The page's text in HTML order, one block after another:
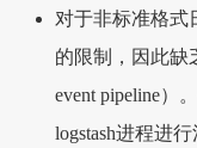
对于非标准格式
的限制，因此缺
event pipeline）
logstash进程进行